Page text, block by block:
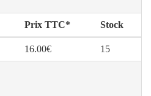
Prix TTC* Stock
16.00€ 15